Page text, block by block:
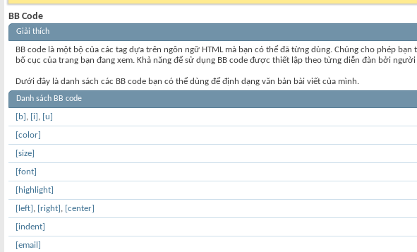
BB Code
Giải thích
BB code là một bộ của các tag dựa trên ngôn ngữ HTML mà bạn có thể đã từng dùng. Chúng cho phép
bố cục của trang bạn đang xem. Khả năng để sử dụng BB code được thiết lập theo từng diễn đàn bởi
Dưới đây là danh sách các BB code bạn có thể dùng để định dạng văn bản bài viết của mình.
Danh sách BB code
[b] , [i] , [u]
[color]
[size]
[font]
[highlight]
[left] , [right] , [center]
[indent]
[email]